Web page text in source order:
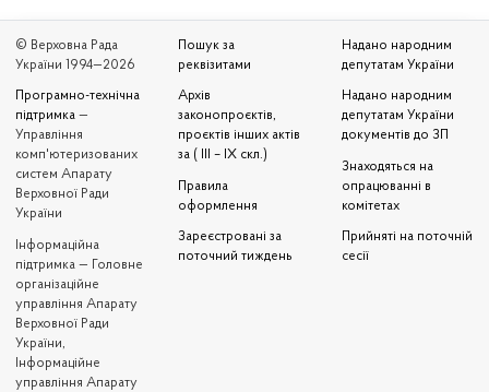
© Верховна Рада
України 1994—2026
Програмно-технічна
підтримка —
Управління
комп'ютеризованих
систем Апарату
Верховної Ради
України
Iнформаційна
підтримка — Головне
організаційне
управління Апарату
Верховної Ради
України,
Інформаційне
управління Апарату
Пошук за
реквізитами
Архів
законопроєктів,
проєктів інших актів
за ( III – IX скл.)
Правила
оформлення
Зареєстровані за
поточний тиждень
Надано народним
депутатам України
Надано народним
депутатам України
документів до ЗП
Знаходяться на
опрацюванні в
комітетах
Прийняті на поточній
сесії